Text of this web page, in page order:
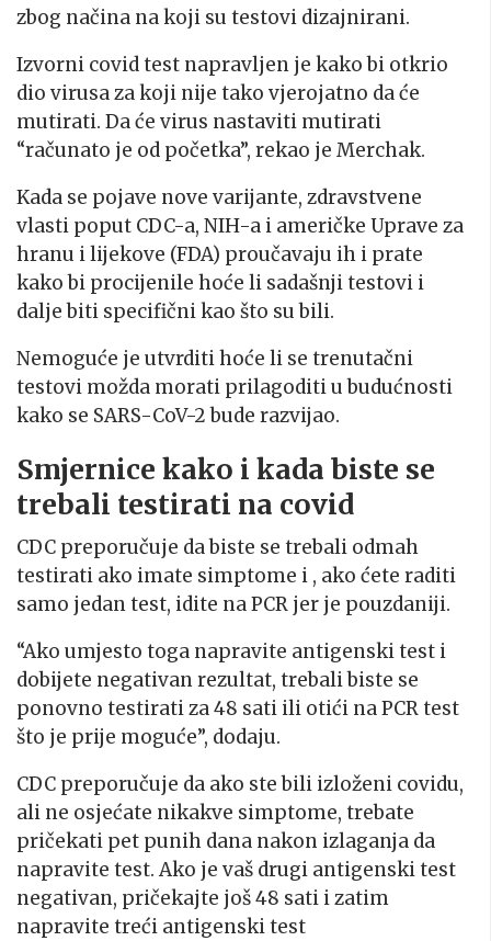
zbog načina na koji su testovi dizajnirani.
Izvorni covid test napravljen je kako bi otkrio
dio virusa za koji nije tako vjerojatno da će
mutirati. Da će virus nastaviti mutirati
“računato je od početka”, rekao je Merchak.
Kada se pojave nove varijante, zdravstvene
vlasti poput CDC-a, NIH-a i američke Uprave za
hranu i lijekove (FDA) proučavaju ih i prate
kako bi procijenile hoće li sadašnji testovi i
dalje biti specifični kao što su bili.
Nemoguće je utvrditi hoće li se trenutačni
testovi možda morati prilagoditi u budućnosti
kako se SARS-CoV-2 bude razvijao.
Smjernice kako i kada biste se
trebali testirati na covid
CDC preporučuje da biste se trebali odmah
testirati ako imate simptome i , ako ćete raditi
samo jedan test, idite na PCR jer je pouzdaniji.
“Ako umjesto toga napravite antigenski test i
dobijete negativan rezultat, trebali biste se
ponovno testirati za 48 sati ili otići na PCR test
što je prije moguće”, dodaju.
CDC preporučuje da ako ste bili izloženi covidu,
ali ne osjećate nikakve simptome, trebate
pričekati pet punih dana nakon izlaganja da
napravite test. Ako je vaš drugi antigenski test
negativan, pričekajte još 48 sati i zatim
napravite treći antigenski test